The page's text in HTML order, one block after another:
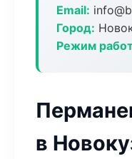
Email:
Город:
Режим
в